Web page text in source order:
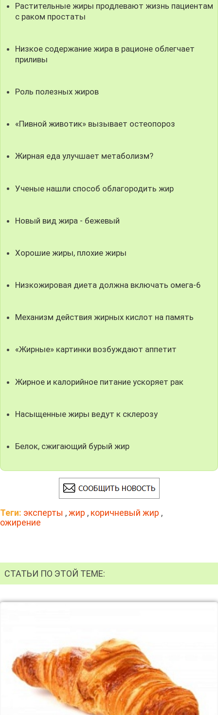
Растительные жиры продлевают жизнь пациентам
с раком простаты
Низкое содержание жира в рационе облегчает
приливы
Роль полезных жиров
«Пивной животик» вызывает остеопороз
Жирная еда улучшает метаболизм?
Ученые нашли способ облагородить жир
Новый вид жира - бежевый
Хорошие жиры, плохие жиры
Низкожировая диета должна включать омега-6
Механизм действия жирных кислот на память
«Жирные» картинки возбуждают аппетит
Жирное и калорийное питание ускоряет рак
Насыщенные жиры ведут к склерозу
Белок, сжигающий бурый жир
Теги: эксперты ,жир , коричневый жир ,
ожирение
СТАТЬИ ПО ЭТОЙ ТЕМЕ: